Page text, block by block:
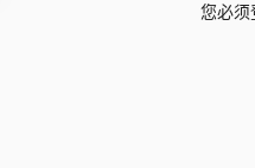
您必须